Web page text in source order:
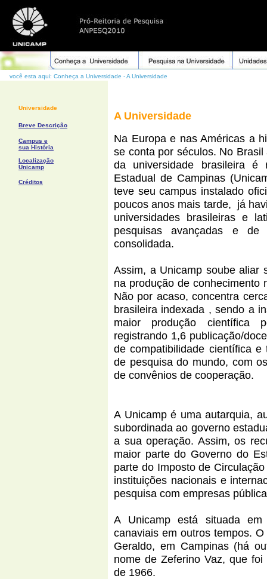
você esta aqui: Conheça a Universidade - A Universidade
Universidade
Breve Descrição
Campus e
sua História
Localização
Unicamp
Créditos
A Universidade
Na Europa e nas Américas a
se conta por séculos. No
da universidade brasileira
Estadual de Campinas
teve seu campus instalado
poucos anos mais tarde, já
universidades brasileiras e
pesquisas avançadas e de
consolidada.
Assim, a Unicamp soube aliar
na produção de conhecimento
Não por acaso, concentra
brasileira indexada , sendo a
maior produção científica
registrando 1,6 publicação/
de compatibilidade científica
de pesquisa do mundo, com
de convênios de cooperação.
A Unicamp é uma autarquia,
subordinada ao governo
a sua operação. Assim, os
maior parte do Governo do
parte do Imposto de
instituições nacionais e
pesquisa com empresas
A Unicamp está situada
canaviais em outros tempos.
Geraldo, em Campinas (há
nome de Zeferino Vaz, que
de 1966.